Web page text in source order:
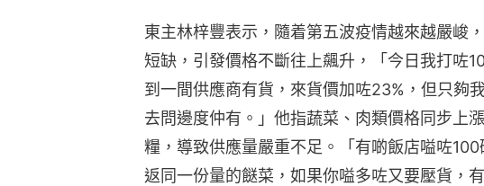
東主林梓豐表示，隨着第五波疫情越來越嚴峻
短缺，引發價格不斷往上飆升，「今日我打咗
到一間供應商有貨，來貨價加咗23%，但只夠
去問邊度仲有。」他指蔬菜、肉類價格同步上
糧，導致供應量嚴重不足。「有啲飯店嗌咗
返同一份量的餸菜，如果你嗌多咗又要壓貨，